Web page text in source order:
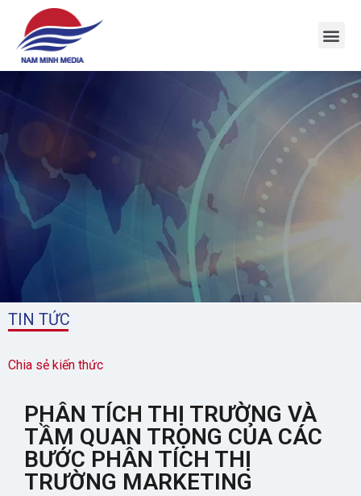
TIN TỨC
Chia sẻ kiến thức
PHÂN TÍCH THỊ TRƯỜNG VÀ
TẦM QUAN TRỌNG CỦA CÁC
BƯỚC PHÂN TÍCH THỊ
TRƯỜNG MARKETING